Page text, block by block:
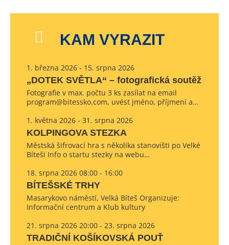
KAM VYRAZIT
1. března 2026 - 15. srpna 2026
„DOTEK SVĚTLA“ – fotografická soutěž
Fotografie v max. počtu 3 ks zasílat na email
program@bitessko.com, uvést jméno, příjmení a…
1. května 2026 - 31. srpna 2026
KOLPINGOVA STEZKA
Městská šifrovací hra s několika stanovišti po Velké
Bíteši Info o startu stezky na webu…
18. srpna 2026 08:00 - 16:00
BÍTEŠSKÉ TRHY
Masarykovo náměstí, Velká Bíteš Organizuje:
Informační centrum a Klub kultury
21. srpna 2026 20:00 - 23. srpna 2026
TRADIČNÍ KOŠÍKOVSKÁ POUŤ